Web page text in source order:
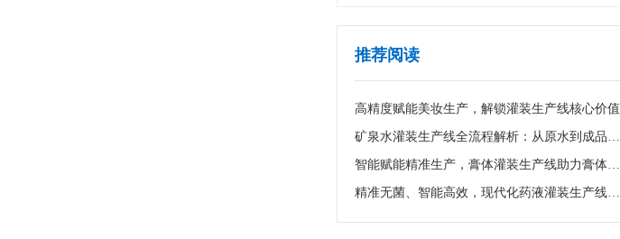
推荐阅读
高精度赋能美妆生产，解锁灌装生产线核心价值
矿泉水灌装生产线全流程解析：从原水到成品的品质守护
智能赋能精准生产，膏体灌装生产线助力膏体行业提质增效
精准无菌、智能高效，现代化药液灌装生产线赋能制药行业升级